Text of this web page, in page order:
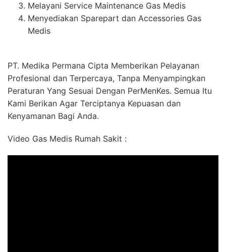
Melayani Service Maintenance Gas Medis
Menyediakan Sparepart dan Accessories Gas
Medis
PT. Medika Permana Cipta Memberikan Pelayanan
Profesional dan Terpercaya, Tanpa Menyampingkan
Peraturan Yang Sesuai Dengan PerMenKes. Semua Itu
Kami Berikan Agar Terciptanya Kepuasan dan
Kenyamanan Bagi Anda.
Video Gas Medis Rumah Sakit :